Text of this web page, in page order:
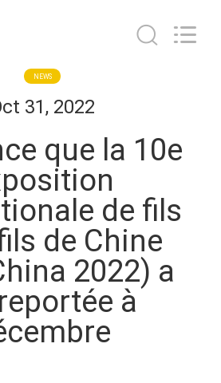
NEWS
31, 2022
que la 10e
de fils
de Chine
2022) a
à